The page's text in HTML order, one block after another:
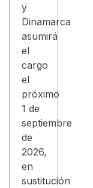
y
Dinamarca
asumirá
el
cargo
el
próximo
1 de
septiembre
de
2026,
en
sustitución